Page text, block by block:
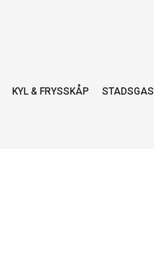
KYL & FRYSSKÅP STADSGAS